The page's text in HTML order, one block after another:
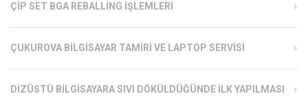
ÇIP SET BGA REBALLING İŞLEMLERI
ÇUKUROVA BILGISAYAR TAMIRI VE LAPTOP SERVISI
DIZÜSTÜ BILGISAYARA SIVI DÖKÜLDÜĞÜNDE İLK YAPILMASI